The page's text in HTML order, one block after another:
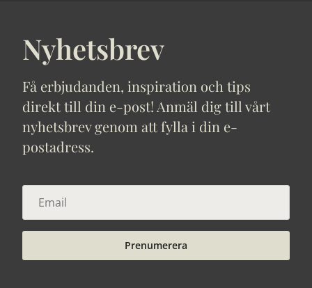
Nyhetsbrev
Få erbjudanden, inspiration och tips
direkt till din e-post! Anmäl dig till vårt
nyhetsbrev genom att fylla i din e-
postadress.
Prenumerera